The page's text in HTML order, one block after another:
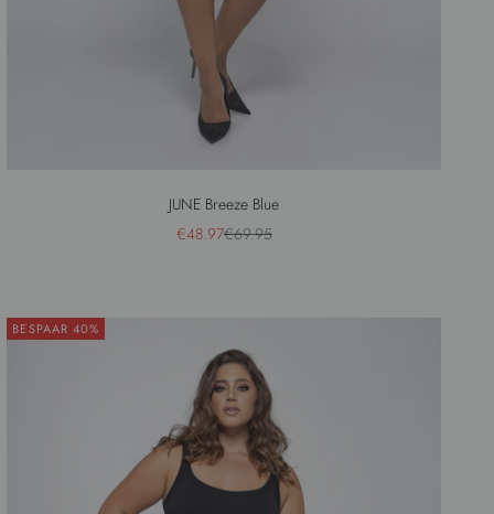
JUNE Breeze Blue
Aanbiedingsprijs
€48.97Normale prijs
€69.95
BESPAAR 40%